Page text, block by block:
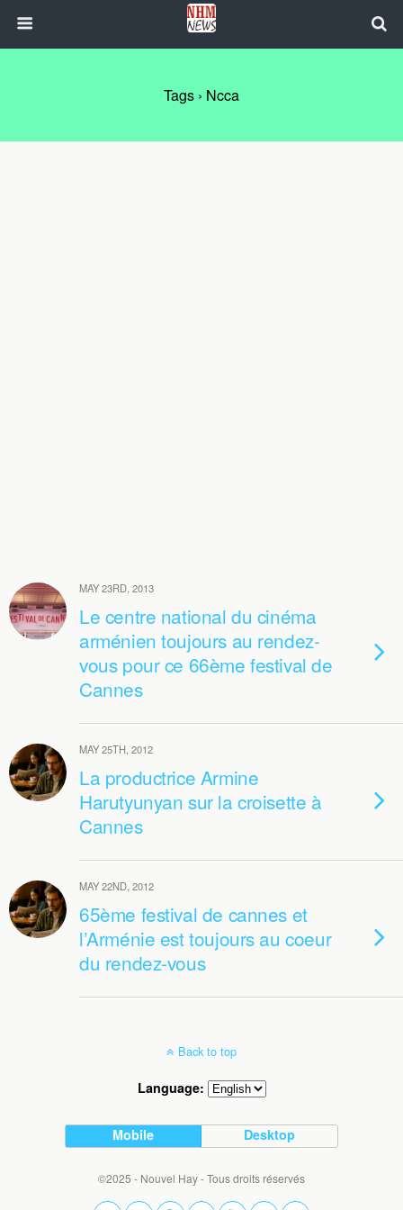
Tags › Ncca
MAY 23RD, 2013
Le centre national du cinéma
arménien toujours au rendez-
vous pour ce 66ème festival de
Cannes
MAY 25TH, 2012
La productrice Armine
Harutyunyan sur la croisette à
Cannes
MAY 22ND, 2012
65ème festival de cannes et
l’Arménie est toujours au coeur
du rendez-vous
Back to top
Language:
Mobile Desktop
©2025 - Nouvel Hay - Tous droits réservés